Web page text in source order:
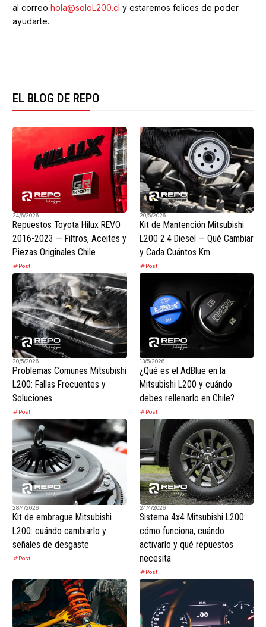
al correo hola@soloL200.cl y estaremos felices de poder
ayudarte.
EL BLOG DE REPO
24/6/2026
Repuestos Toyota Hilux REVO
2016-2023 — Filtros, Aceites y
Piezas Originales Chile
Post
20/5/2026
Kit de Mantención Mitsubishi
L200 2.4 Diesel — Qué Cambiar
y Cada Cuántos Km
Post
20/5/2026
Problemas Comunes Mitsubishi
L200: Fallas Frecuentes y
Soluciones
Post
13/5/2026
¿Qué es el AdBlue en la
Mitsubishi L200 y cuándo
debes rellenarlo en Chile?
Post
28/4/2026
Kit de embrague Mitsubishi
L200: cuándo cambiarlo y
señales de desgaste
Post
24/4/2026
Sistema 4x4 Mitsubishi L200:
cómo funciona, cuándo
activarlo y qué repuestos
necesita
Post